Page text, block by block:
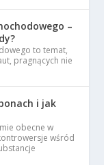
–
to temat,
pragnących nie
i jak
obecne w
wśród